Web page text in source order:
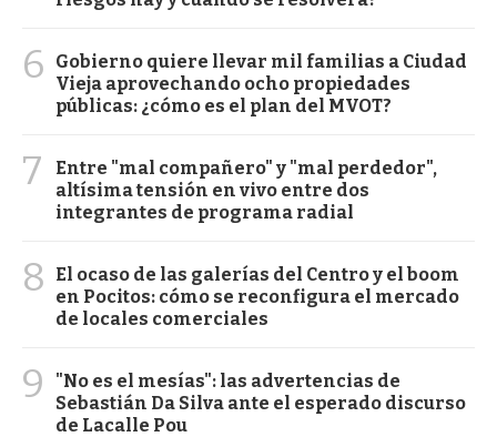
6
Gobierno quiere llevar mil familias a Ciudad
Vieja aprovechando ocho propiedades
públicas: ¿cómo es el plan del MVOT?
7
Entre "mal compañero" y "mal perdedor",
altísima tensión en vivo entre dos
integrantes de programa radial
8
El ocaso de las galerías del Centro y el boom
en Pocitos: cómo se reconfigura el mercado
de locales comerciales
9
"No es el mesías": las advertencias de
Sebastián Da Silva ante el esperado discurso
de Lacalle Pou